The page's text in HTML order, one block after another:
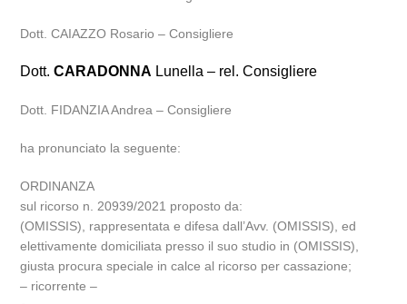
Dott. CAIAZZO Rosario – Consigliere
Dott.CARADONNA Lunella – rel. Consigliere
Dott. FIDANZIA Andrea – Consigliere
ha pronunciato la seguente:
ORDINANZA
sul ricorso n. 20939/2021 proposto da:
(OMISSIS), rappresentata e difesa dall’Avv. (OMISSIS), ed
elettivamente domiciliata presso il suo studio in (OMISSIS),
giusta procura speciale in calce al ricorso per cassazione;
– ricorrente –